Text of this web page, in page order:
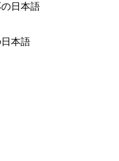
日本語